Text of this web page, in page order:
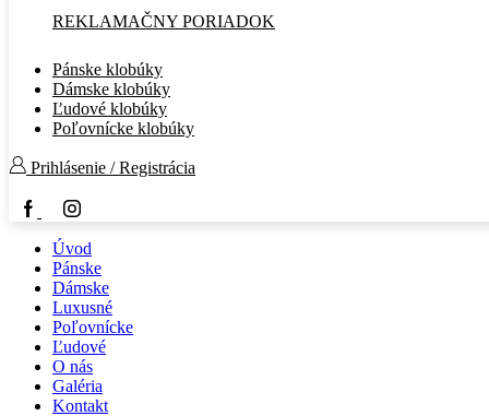
REKLAMAČNY PORIADOK
Pánske klobúky
Dámske klobúky
Ľudové klobúky
Poľovnícke klobúky
Prihlásenie / Registrácia
FacebookInstagram
Úvod
Pánske
Dámske
Luxusné
Poľovnícke
Ľudové
O nás
Galéria
Kontakt